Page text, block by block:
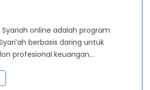
Syariah online adalah program
berbasis daring untuk
profesional keuangan…